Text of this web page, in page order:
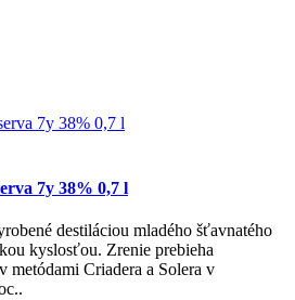
7y 38% 0,7 l
destiláciou mladého šťavnatého
kyslosťou. Zrenie prebieha
metódami Criadera a Solera v